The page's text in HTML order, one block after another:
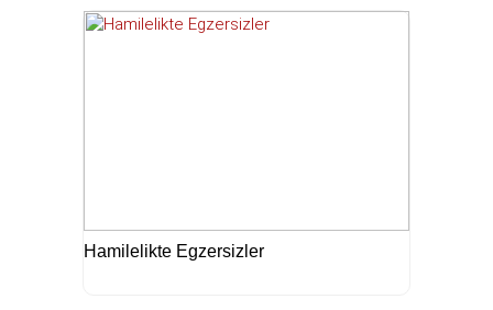
Hamilelikte Egzersizler